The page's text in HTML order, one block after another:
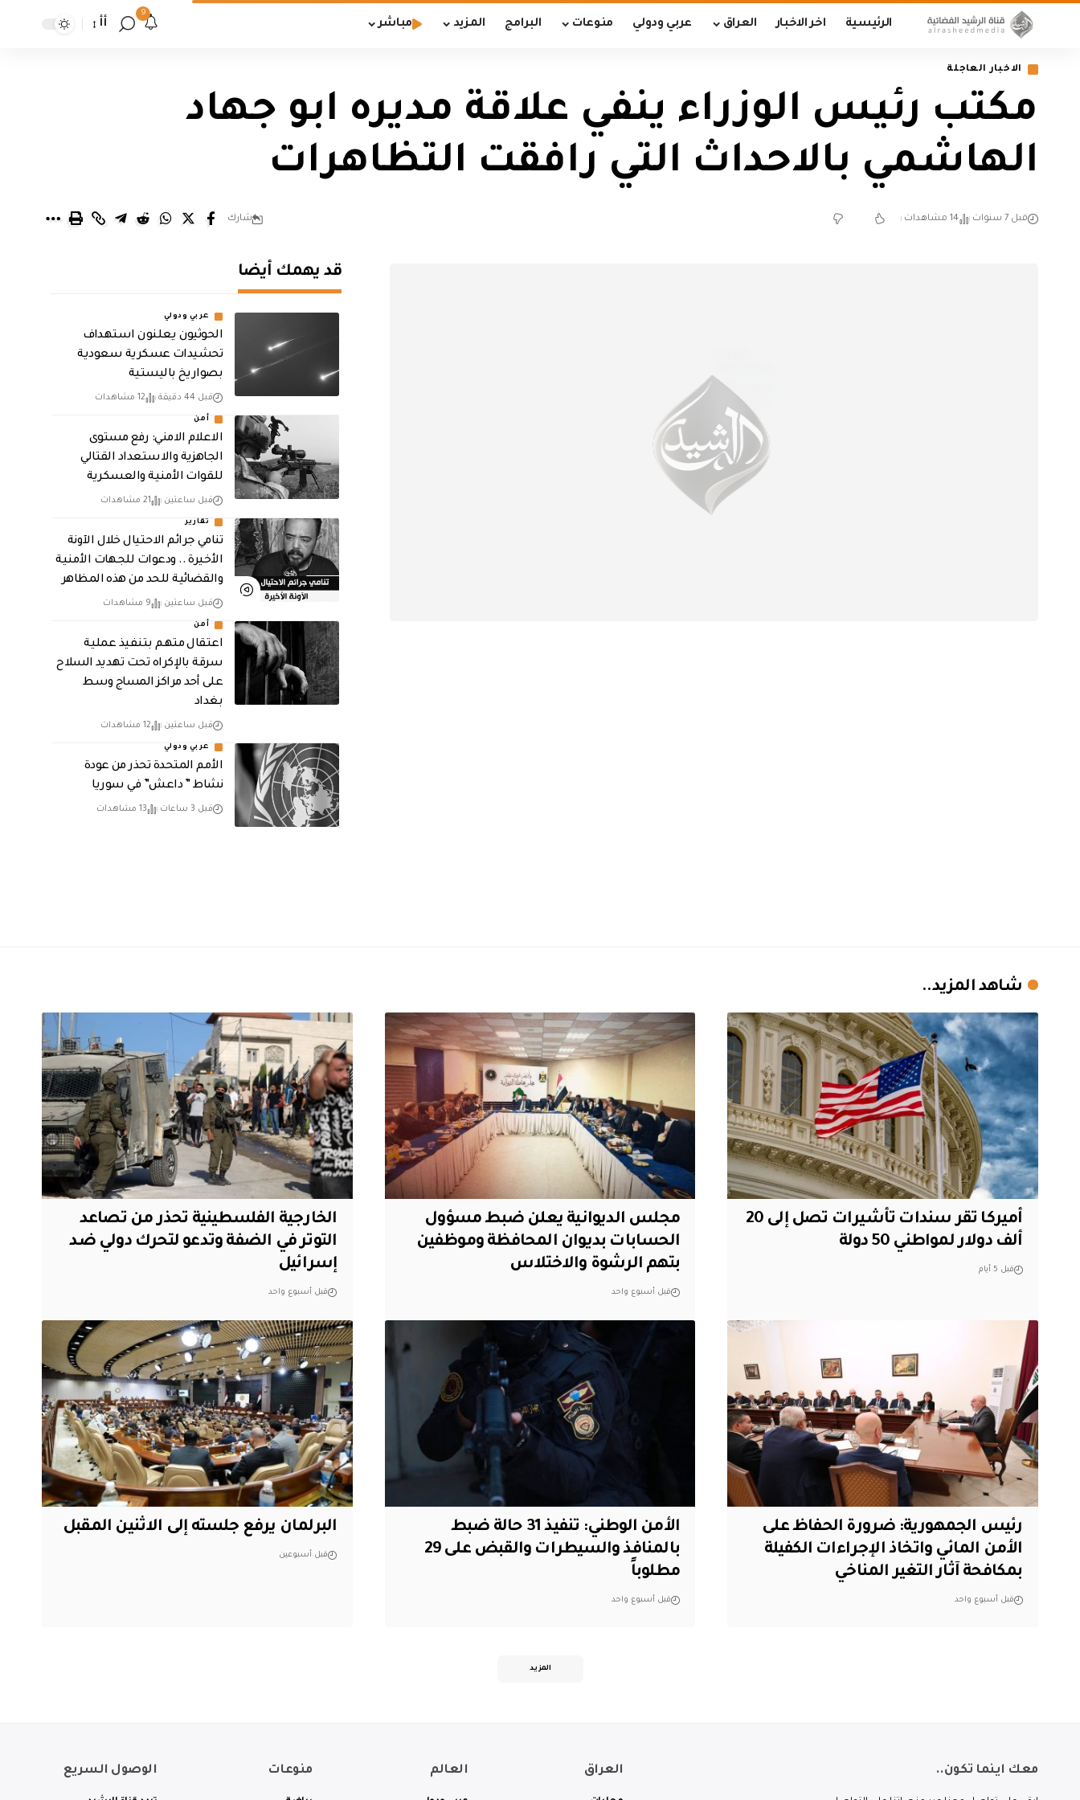
الرئيسية اخر الاخبار العراق عربي ودولي منوعات البرامج المزيد مباشر
9
أأ
الاخبار العاجلة
مكتب رئيس الوزراء ينفي علاقة مديره ابو جهاد
الهاشمي بالاحداث التي رافقت التظاهرات
قبل 7 سنوات 14 مشاهدات شارك
قد يهمك أيضا
عربي ودولي
الحوثيون يعلنون استهداف
تحشيدات عسكرية سعودية
بصواريخ باليستية
قبل 44 دقيقة 12 مشاهدات
أمن
الاعلام الامني: رفع مستوى
الجاهزية والاستعداد القتالي
للقوات الأمنية والعسكرية
قبل ساعتين 21 مشاهدات
تقارير
تنامي جرائم الاحتيال خلال الآونة
الأخيرة .. ودعوات للجهات الأمنية
والقضائية للحد من هذه المظاهر
قبل ساعتين 9 مشاهدات
أمن
اعتقال متهم بتنفيذ عملية
سرقة بالإكراه تحت تهديد السلاح
على أحد مراكز المساج وسط
بغداد
قبل ساعتين 12 مشاهدات
عربي ودولي
الأمم المتحدة تحذر من عودة
نشاط ” داعش” في سوريا
قبل 3 ساعات 13 مشاهدات
شاهد المزيد..
أميركا تقر سندات تأشيرات تصل إلى 20
ألف دولار لمواطني 50 دولة
قبل 5 أيام
مجلس الديوانية يعلن ضبط مسؤول
الحسابات بديوان المحافظة وموظفين
بتهم الرشوة والاختلاس
قبل أسبوع واحد
الخارجية الفلسطينية تحذر من تصاعد
التوتر في الضفة وتدعو لتحرك دولي ضد
إسرائيل
قبل أسبوع واحد
رئيس الجمهورية: ضرورة الحفاظ على
الأمن المائي واتخاذ الإجراءات الكفيلة
بمكافحة آثار التغير المناخي
قبل أسبوع واحد
الأمن الوطني: تنفيذ 31 حالة ضبط
بالمنافذ والسيطرات والقبض على 29
مطلوباً
قبل أسبوع واحد
البرلمان يرفع جلسته إلى الاثنين المقبل
قبل أسبوعين
المزيد
معك اينما تكون.. العراق العالم منوعات الوصول السريع